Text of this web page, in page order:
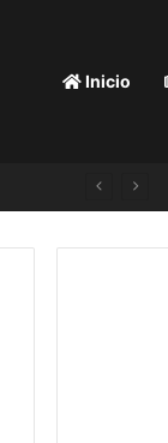
Inicio